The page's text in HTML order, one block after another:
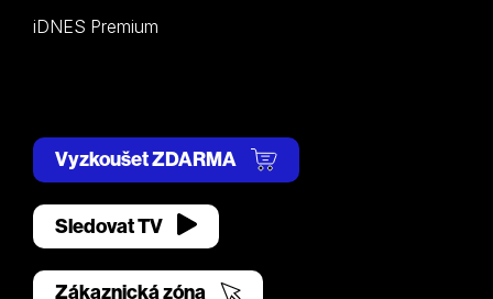
iDNES Premium
Vyzkoušet ZDARMA
Sledovat TV
Zákaznická zóna